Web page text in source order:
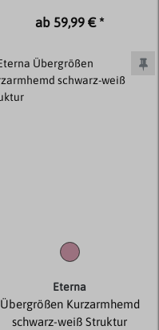
ab 59,99 € *
Eterna
Übergrößen Kurzarmhemd
schwarz-weiß Struktur